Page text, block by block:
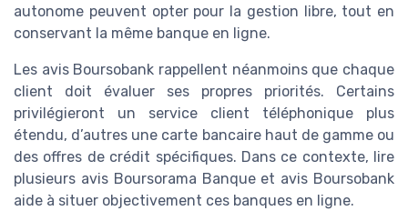
autonome peuvent opter pour la gestion libre, tout en
conservant la même banque en ligne.
Les avis Boursobank rappellent néanmoins que chaque
client doit évaluer ses propres priorités. Certains
privilégieront un service client téléphonique plus
étendu, d’autres une carte bancaire haut de gamme ou
des offres de crédit spécifiques. Dans ce contexte, lire
plusieurs avis Boursorama Banque et avis Boursobank
aide à situer objectivement ces banques en ligne.